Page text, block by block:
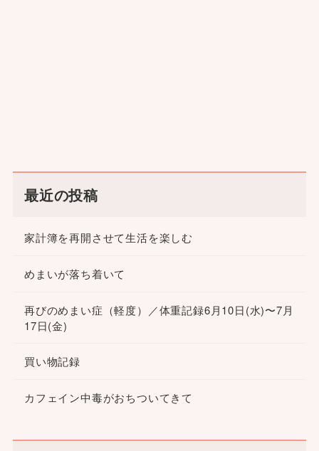
最近の投稿
家計簿を再開させて生活を楽しむ
めまいが落ち着いて
再びのめまい症（軽度）／体重記録6月10日(水)〜7月
17日(金)
買い物記録
カフェイン中毒がおちついてきて